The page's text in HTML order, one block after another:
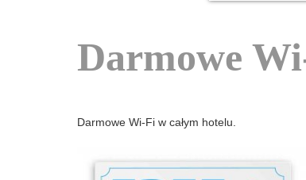
Darmowe
Darmowe Wi-Fi w całym hotelu.